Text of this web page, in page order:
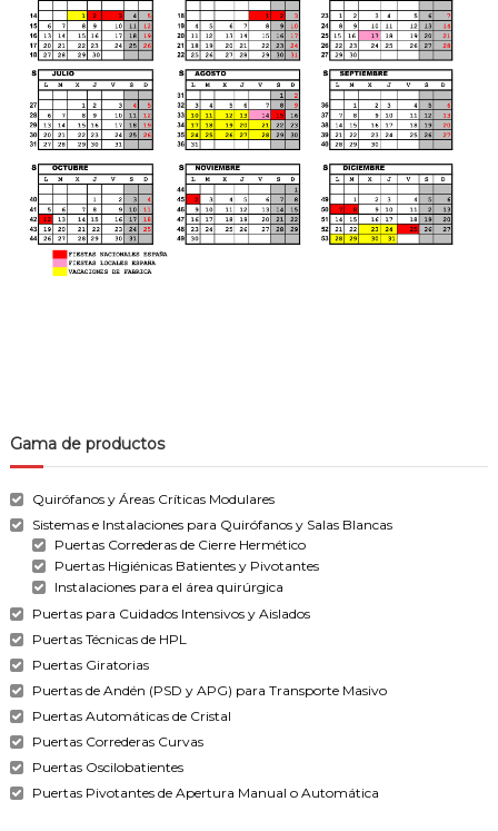
Gama de productos
Quirófanos y Áreas Críticas Modulares
Sistemas e Instalaciones para Quirófanos y Salas Blancas
Puertas Correderas de Cierre Hermético
Puertas Higiénicas Batientes y Pivotantes
Instalaciones para el área quirúrgica
Puertas para Cuidados Intensivos y Aislados
Puertas Técnicas de HPL
Puertas Giratorias
Puertas de Andén (PSD y APG) para Transporte Masivo
Puertas Automáticas de Cristal
Puertas Correderas Curvas
Puertas Oscilobatientes
Puertas Pivotantes de Apertura Manual o Automática